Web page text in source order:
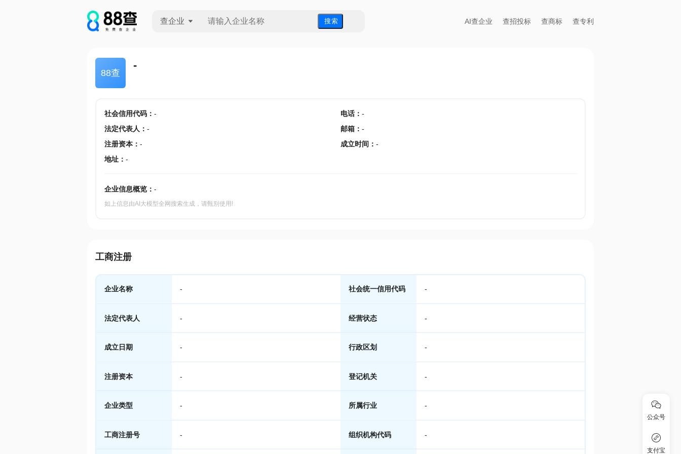
查企业 搜 索 AI查企业 查招投标 查商标 查专利
88查
-
社会信用代码： - 电话： -
法定代表人 ： - 邮箱 ： -
注册资本： - 成立时间 ： -
地址： -
企业信息概览： -
如上信息由AI大模型全网搜索生成，请甄别使用!
工商注册
企业名称 - 社会统一信用代码 -
法定代表人 - 经营状态 -
成立日期 - 行政区划 -
注册资本 - 登记机关 -
企业类型 - 所属行业 -
工商注册号 - 组织机构代码 -
公众号
支付宝